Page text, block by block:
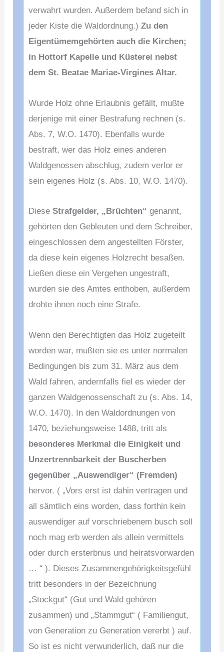
verwahrt wurden. Außerdem befand sich in
jeder Kiste die Waldordnung.)Zu den
Eigentümemgehörten auch die Kirchen;
in Hottorf Kapelle und Küsterei nebst
dem St. Beatae Mariae-Virgines Altar.
Wurde Holz ohne Erlaubnis gefällt, mußte
derjenige mit einer Bestrafung rechnen (s.
Abs. 7, W.O. 1470). Ebenfalls wurde
bestraft, wer das Holz eines anderen
Waldgenossen abschlug, zudem verlor er
sein eigenes Holz (s. Abs. 10, W.O. 1470).
DieseStrafgelder, „Brüchten“ genannt,
gehörten den Gebleuten und dem Schreiber,
eingeschlossen dem angestellten Förster,
da diese kein eigenes Holzrecht besaßen.
Ließen diese ein Vergehen ungestraft,
wurden sie des Amtes enthoben, außerdem
drohte ihnen noch eine Strafe.
Wenn den Berechtigten das Holz zugeteilt
worden war, mußten sie es unter normalen
Bedingungen bis zum 31. März aus dem
Wald fahren, andernfalls fiel es wieder der
ganzen Waldgenossenschaft zu (s. Abs. 14,
W.O. 1470). In den Waldordnungen von
1470, beziehungsweise 1488, tritt als
besonderes Merkmal die Einigkeit und
Unzertrennbarkeit der Buscherben
gegenüber „Auswendiger“ (Fremden)
hervor. ( „Vors erst ist dahin vertragen und
all sämtlich eins worden, dass forthin kein
auswendiger auf vorschriebenem busch soll
noch mag erb werden als allein vermittels
oder durch ersterbnus und heiratsvorwarden
… “ ). Dieses Zusammengehörigkeitsgefühl
tritt besonders in der Bezeichnung
„Stockgut“ (Gut und Wald gehören
zusammen) und „Stammgut“ ( Familiengut,
von Generation zu Generation vererbt ) auf.
So ist es nicht verwunderlich, daß nur die